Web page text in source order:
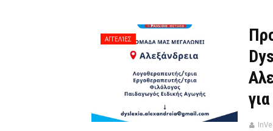
ΑΓΓΕΛΊΕΣ